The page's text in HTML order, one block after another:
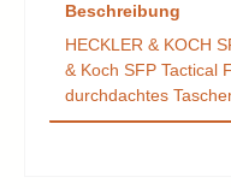
Beschreibung
HECKLER & KOCH
& Koch SFP Tactical
durchdachtes